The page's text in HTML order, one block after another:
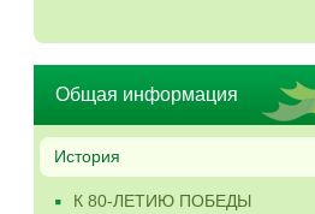
Общая информация
История
К 80-ЛЕТИЮ ПОБЕДЫ